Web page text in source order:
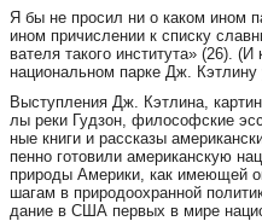
Я бы не про­сил ни о ка­ком ином
ином при­чис­ле­нии к спис­ку
ва­те­ля та­ко­го инс­ти­ту­та» (26).
на­ци­о­наль­ном пар­ке Дж. Кэт­ли­ну
Выс­туп­ле­ния Дж. Кэт­ли­на,
лы ре­ки Гуд­зон, фи­ло­со­фс­кие
ные кни­ги и рас­ска­зы
пен­но го­то­ви­ли аме­ри­ка­нс­кую
при­ро­ды Аме­ри­ки, как име­ю­щей
ша­гам в при­ро­до­ох­ран­ной
да­ние в США пер­вых в ми­ре